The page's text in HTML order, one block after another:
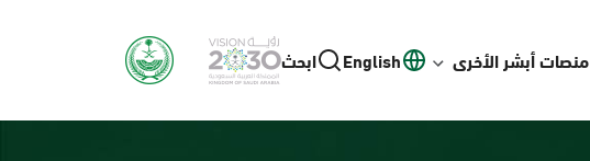
منصات أبشر الأخرى English ابحث